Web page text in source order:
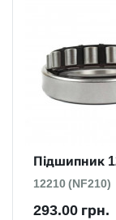
Підшипник
12210 (NF210)
293.00 грн.